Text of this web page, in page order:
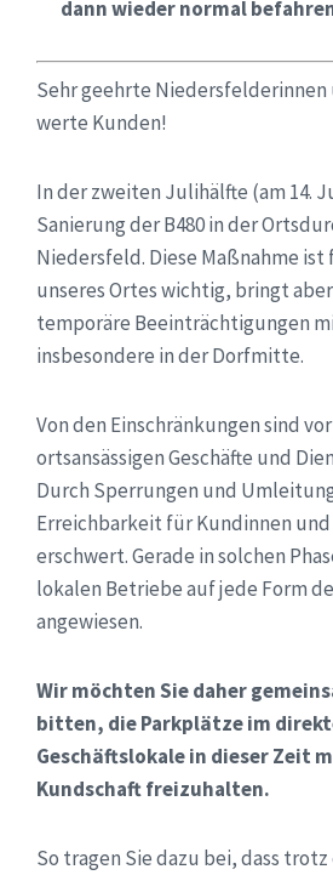
dann wieder normal
Sehr geehrte
werte Kunden!
In der zweiten Julihälfte (am 14.
Sanierung der B480 in der
Niedersfeld. Diese Maßnahme
unseres Ortes wichtig, bringt
temporäre Beeinträchtigungen
insbesondere in der Dorfmitte.
Von den Einschränkungen sind
ortsansässigen Geschäfte und
Durch Sperrungen und
Erreichbarkeit für Kundinnen
erschwert. Gerade in solchen
lokalen Betriebe auf jede Form
angewiesen.
Wir möchten Sie daher
bitten, die Parkplätze im
Geschäftslokale in dieser Zeit
Kundschaft freizuhalten.
So tragen Sie dazu bei, dass